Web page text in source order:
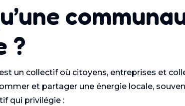
?
un collectif où citoyens, entreprises et
et partager une énergie locale,
qui privilégie :